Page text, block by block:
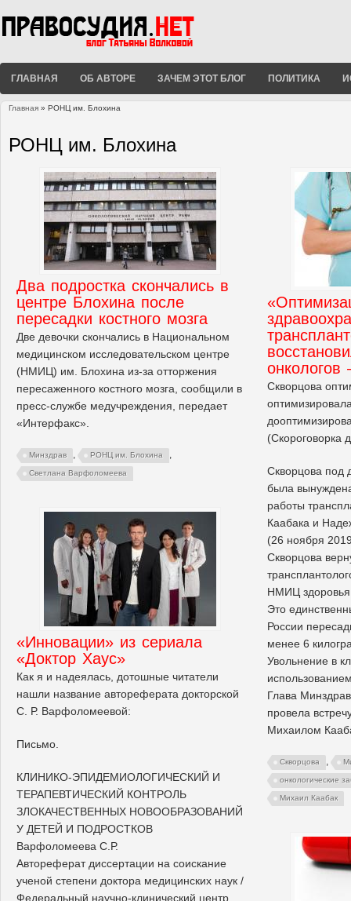
ГЛАВНАЯ ОБ АВТОРЕ ЗАЧЕМ ЭТОТ БЛОГ ПОЛИТИКА
Главная » РОНЦ им. Блохина
РОНЦ им. Блохина
Два подростка скончались в
центре Блохина после
пересадки костного мозга
Две девочки скончались в Национальном
медицинском исследовательском центре
(НМИЦ) им. Блохина из-за отторжения
пересаженного костного мозга, сообщили в
пресс-службе медучреждения, передает
«Интерфакс».
Минздрав , РОНЦ им. Блохина ,
Светлана Варфоломеева
Скворцова
(Скороговорка
Скворцова под
была
работы
Каабака и
(26 ноября
Скворцова
НМИЦ здоровья
Это
России
менее 6
Увольнение в
Глава
провела
Михаилом
Скворцова ,
онкологические
Михаил Каабак
«Инновации» из сериала
«Доктор Хаус»
Как я и надеялась, дотошные читатели
нашли название автореферата докторской
С. Р. Варфоломеевой:
Письмо.
КЛИНИКО-ЭПИДЕМИОЛОГИЧЕСКИЙ И
ТЕРАПЕВТИЧЕСКИЙ КОНТРОЛЬ
ЗЛОКАЧЕСТВЕННЫХ НОВООБРАЗОВАНИЙ
У ДЕТЕЙ И ПОДРОСТКОВ
Варфоломеева С.Р.
Автореферат диссертации на соискание
ученой степени доктора медицинских наук /
Федеральный научно-клинический центр